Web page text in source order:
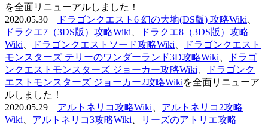
を全面リニューアルしました！
2020.05.30
ドラゴンクエスト6 幻の大地(DS版) 攻略Wiki
ドラクエ7（3DS版）攻略Wiki
ドラクエ8（3DS版）攻略
Wiki
ドラゴンクエストソード攻略Wiki
ドラゴンクエスト
モンスターズ テリーのワンダーランド3D攻略Wiki
ドラゴ
ンクエストモンスターズ ジョーカー攻略Wiki
ドラゴンク
エストモンスターズ ジョーカー2攻略Wikiを全面リニューア
ルしました！
2020.05.29 アルトネリコ攻略Wiki
アルトネリコ2攻略
Wiki
アルトネリコ3攻略Wiki
リーズのアトリエ攻略